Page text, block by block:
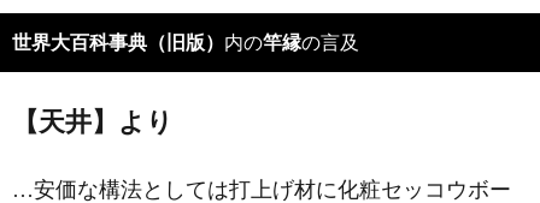
世界大百科事典（旧版） 内の竿縁の言及
【天井】より
…安価な構法としては打上げ材に化粧セッコウボー